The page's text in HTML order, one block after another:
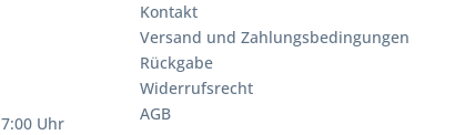
Uhr
Kontakt
Versand und Zahlungsbedingungen
Rückgabe
Widerrufsrecht
AGB